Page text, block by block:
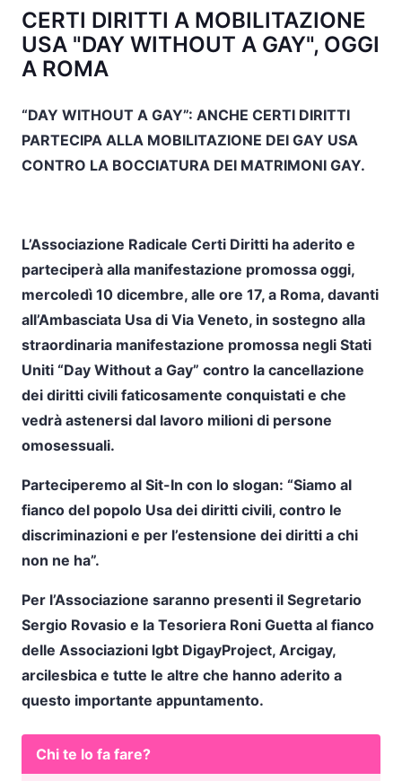
CERTI DIRITTI A MOBILITAZIONE
USA "DAY WITHOUT A GAY", OGGI
A ROMA
“DAY WITHOUT A GAY”: ANCHE CERTI DIRITTI
PARTECIPA ALLA MOBILITAZIONE DEI GAY USA
CONTRO LA BOCCIATURA DEI MATRIMONI GAY.
L’Associazione Radicale Certi Diritti ha aderito e
parteciperà alla manifestazione promossa oggi,
mercoledì 10 dicembre, alle ore 17, a Roma, davanti
all’Ambasciata Usa di Via Veneto, in sostegno alla
straordinaria manifestazione promossa negli Stati
Uniti “Day Without a Gay” contro la cancellazione
dei diritti civili faticosamente conquistati e che
vedrà astenersi dal lavoro milioni di persone
omosessuali.
Parteciperemo al Sit-In con lo slogan: “Siamo al
fianco del popolo Usa dei diritti civili, contro le
discriminazioni e per l’estensione dei diritti a chi
non ne ha”.
Per l’Associazione saranno presenti il Segretario
Sergio Rovasio e la Tesoriera Roni Guetta al fianco
delle Associazioni lgbt DigayProject, Arcigay,
arcilesbica e tutte le altre che hanno aderito a
questo importante appuntamento.
Chi te lo fa fare?